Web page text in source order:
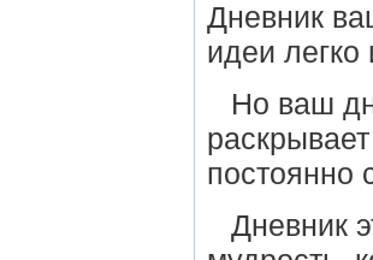
Дневник
идеи легко
Но ваш
постоянно
Дневник